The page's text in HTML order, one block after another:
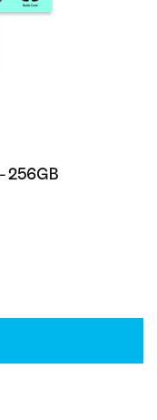
256GB